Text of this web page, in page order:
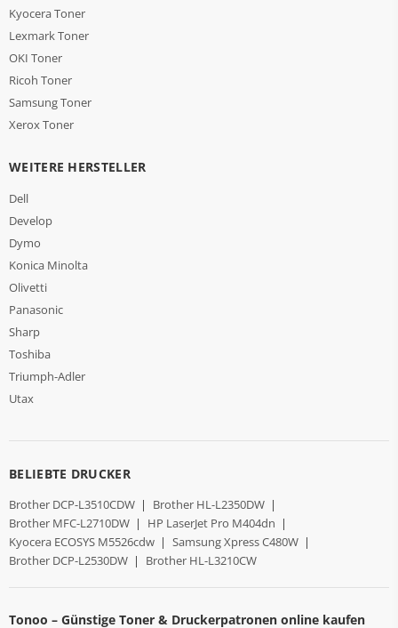
Kyocera Toner
Lexmark Toner
OKI Toner
Ricoh Toner
Samsung Toner
Xerox Toner
WEITERE HERSTELLER
Dell
Develop
Dymo
Konica Minolta
Olivetti
Panasonic
Sharp
Toshiba
Triumph-Adler
Utax
BELIEBTE DRUCKER
Brother DCP-L3510CDW | Brother HL-L2350DW |
Brother MFC-L2710DW | HP LaserJet Pro M404dn |
Kyocera ECOSYS M5526cdw | Samsung Xpress C480W |
Brother DCP-L2530DW | Brother HL-L3210CW
Tonoo – Günstige Toner & Druckerpatronen online kaufen